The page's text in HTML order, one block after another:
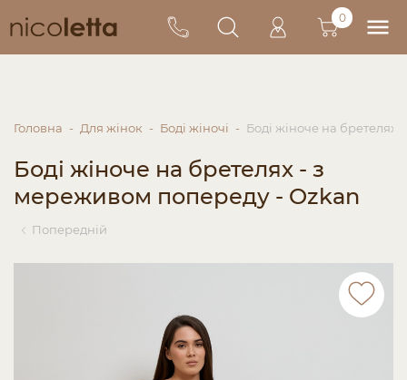
0
Головна Для жінок Боді жіночі Боді жіноче на
Боді жіноче на бретелях - з
мереживом попереду - Ozkan
Попередній